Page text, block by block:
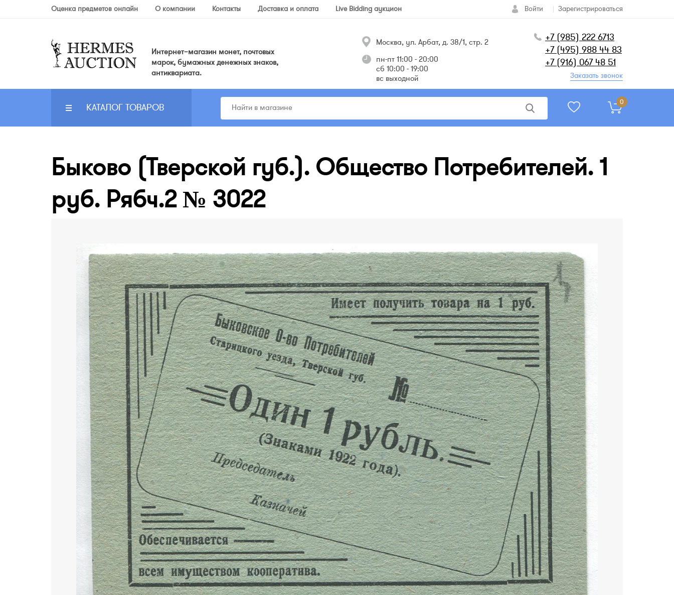
Оценка предметов онлайн О компании Контакты Доставка и оплата Live Bidding аукцион Зарегистрироваться
Войти
Интернет–магазин монет, почтовых
марок, бумажных денежных знаков,
антиквариата.
Москва, ул. Арбат, д. 38/1, стр. 2
пн-пт 11:00 - 20:00
сб 10:00 - 19:00
вс выходной
+7 (985) 222 6713
+7 (495) 988 44 83
+7 (916) 067 48 51
Заказать звонок
КАТАЛОГ ТОВАРОВ 0
Быково (Тверской губ.). Общество Потребителей. 1
руб. Рябч.2 № 3022